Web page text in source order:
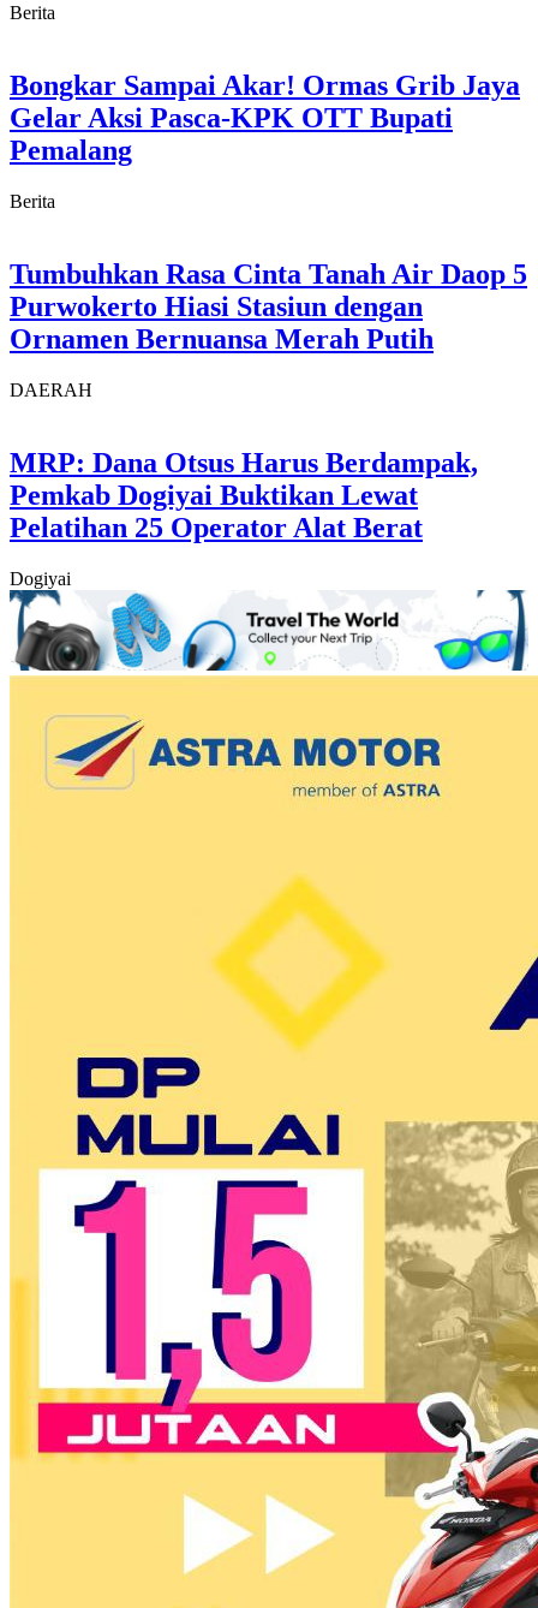
Berita
Bongkar Sampai Akar! Ormas Grib Jaya
Gelar Aksi Pasca-KPK OTT Bupati
Pemalang
Berita
Tumbuhkan Rasa Cinta Tanah Air Daop 5
Purwokerto Hiasi Stasiun dengan
Ornamen Bernuansa Merah Putih
DAERAH
MRP: Dana Otsus Harus Berdampak,
Pemkab Dogiyai Buktikan Lewat
Pelatihan 25 Operator Alat Berat
Dogiyai